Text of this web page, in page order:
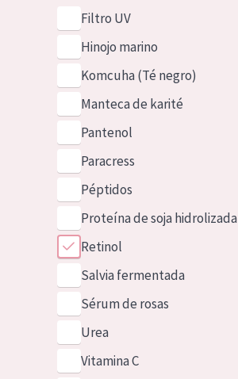
Filtro UV
Hinojo marino
Komcuha (Té negro)
Manteca de karité
Pantenol
Paracress
Péptidos
Proteína de soja hidrolizada
Retinol
Salvia fermentada
Sérum de rosas
Urea
Vitamina C